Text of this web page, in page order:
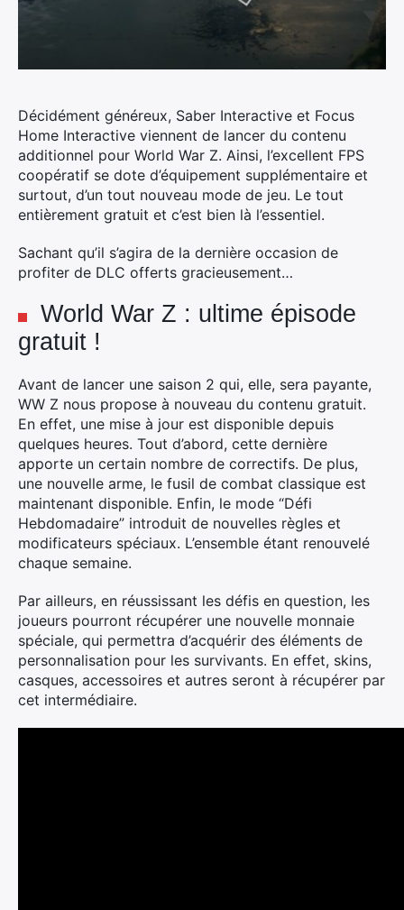
Décidément généreux, Saber Interactive et Focus
Home Interactive viennent de lancer du contenu
additionnel pour World War Z. Ainsi, l’excellent FPS
coopératif se dote d’équipement supplémentaire et
surtout, d’un tout nouveau mode de jeu. Le tout
entièrement gratuit et c’est bien là l’essentiel.
Sachant qu’il s’agira de la dernière occasion de
profiter de DLC offerts gracieusement…
World War Z : ultime épisode
gratuit !
Avant de lancer une saison 2 qui, elle, sera payante,
WW Z nous propose à nouveau du contenu gratuit.
En effet, une mise à jour est disponible depuis
quelques heures. Tout d’abord, cette dernière
apporte un certain nombre de correctifs. De plus,
une nouvelle arme, le fusil de combat classique est
maintenant disponible. Enfin, le mode “Défi
Hebdomadaire” introduit de nouvelles règles et
modificateurs spéciaux. L’ensemble étant renouvelé
chaque semaine.
Par ailleurs, en réussissant les défis en question, les
joueurs pourront récupérer une nouvelle monnaie
spéciale, qui permettra d’acquérir des éléments de
personnalisation pour les survivants. En effet, skins,
casques, accessoires et autres seront à récupérer par
cet intermédiaire.